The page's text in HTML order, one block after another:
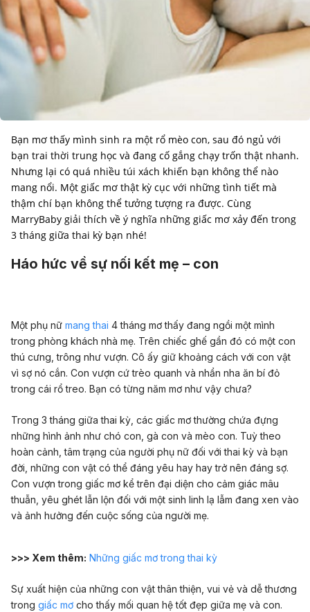
Bạn mơ thấy mình sinh ra một rổ mèo con, sau đó ngủ với
bạn trai thời trung học và đang cố gắng chạy trốn thật nhanh.
Nhưng lại có quá nhiều túi xách khiến bạn không thể nào
mang nổi. Một giấc mơ thật kỳ cục với những tình tiết mà
thậm chí bạn không thể tưởng tượng ra được. Cùng
MarryBaby giải thích về ý nghĩa những giấc mơ xảy đến trong
3 tháng giữa thai kỳ bạn nhé!
Háo hức về sự nối kết mẹ – con
Một phụ nữ mang thai 4 tháng mơ thấy đang ngồi một mình
trong phòng khách nhà mẹ. Trên chiếc ghế gần đó có một con
thú cưng, trông như vượn. Cô ấy giữ khoảng cách với con vật
vì sợ nó cắn. Con vượn cứ trèo quanh và nhẩn nha ăn bí đỏ
trong cái rổ treo. Bạn có từng năm mơ như vậy chưa?
Trong 3 tháng giữa thai kỳ, các giấc mơ thường chứa đựng
những hình ảnh như chó con, gà con và mèo con. Tuỳ theo
hoàn cảnh, tâm trạng của người phụ nữ đối với thai kỳ và bạn
đời, những con vật có thể đáng yêu hay hay trở nên đáng sợ.
Con vượn trong giấc mơ kể trên đại diện cho cảm giác mâu
thuẫn, yêu ghét lẫn lộn đối với một sinh linh lạ lẫm đang xen vào
và ảnh hưởng đến cuộc sống của người mẹ.
>>> Xem thêm: Những giấc mơ trong thai kỳ
Sự xuất hiện của những con vật thân thiện, vui vẻ và dễ thương
trong giấc mơ cho thấy mối quan hệ tốt đẹp giữa mẹ và con.